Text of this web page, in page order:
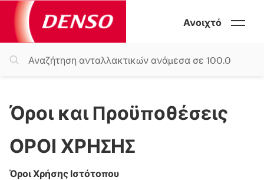
Ανοιχτό
Όροι και Προϋποθέσεις
ΟΡΟΙ ΧΡΗΣΗΣ
Όροι Χρήσης Ιστότοπου